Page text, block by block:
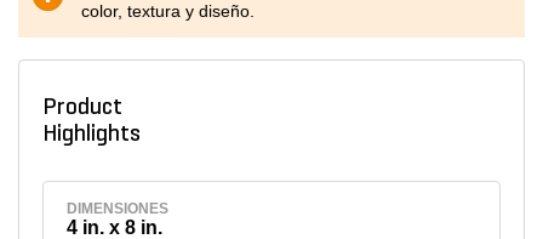
color, textura y diseño.
Product
Highlights
DIMENSIONES
4 in. x 8 in.